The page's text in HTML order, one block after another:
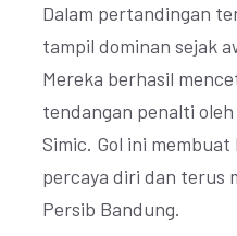
Dalam pertandingan
tampil dominan sejak
Mereka berhasil
tendangan penalti
Simic. Gol ini
percaya diri dan terus
Persib Bandung.